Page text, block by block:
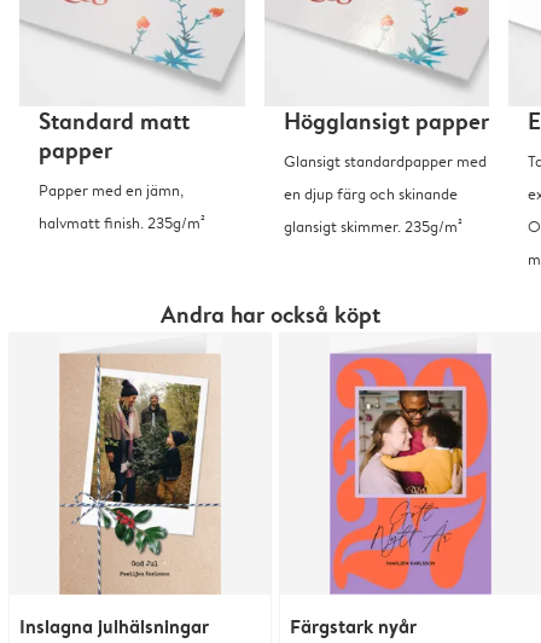
Standard matt
papper
Papper med en jämn,
halvmatt finish. 235g/m²
Högglansigt papper
Glansigt standardpapper med
en djup färg och skinande
glansigt skimmer. 235g/m²
Andra har också köpt
Inslagna julhälsningar Färgstark nyår